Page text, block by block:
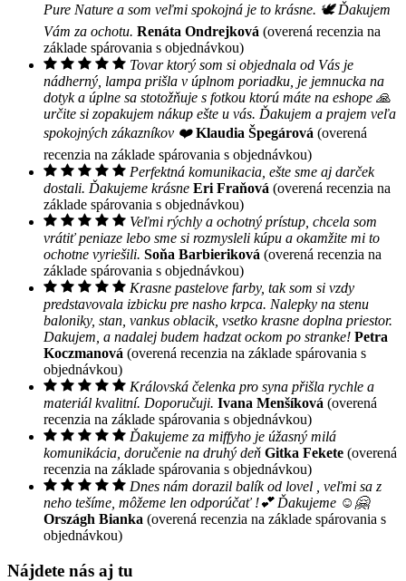
Pure Nature a som veľmi spokojná je to krásne. 🕊 Ďakujem
Vám za ochotu. Renáta Ondrejková (overená recenzia na
základe spárovania s objednávkou)
Tovar ktorý som si objednala od Vás je
nádherný, lampa prišla v úplnom poriadku, je jemnucka na
dotyk a úplne sa stotožňuje s fotkou ktorú máte na eshope 🙏
určite si zopakujem nákup ešte u vás. Ďakujem a prajem veľa
spokojných zákazníkov ❤️ Klaudia Špegárová (overená
recenzia na základe spárovania s objednávkou)
Perfektná komunikacia, ešte sme aj darček
dostali. Ďakujeme krásne Eri Fraňová (overená recenzia na
základe spárovania s objednávkou)
Veľmi rýchly a ochotný prístup, chcela som
vrátiť peniaze lebo sme si rozmysleli kúpu a okamžite mi to
ochotne vyriešili. Soňa Barbieriková (overená recenzia na
základe spárovania s objednávkou)
Krasne pastelove farby, tak som si vzdy
predstavovala izbicku pre nasho krpca. Nalepky na stenu
baloniky, stan, vankus oblacik, vsetko krasne doplna priestor.
Dakujem, a nadalej budem hadzat ockom po stranke! Petra
Koczmanová (overená recenzia na základe spárovania s
objednávkou)
Královská čelenka pro syna přišla rychle a
materiál kvalitní. Doporučuji. Ivana Menšíková (overená
recenzia na základe spárovania s objednávkou)
Ďakujeme za miffyho je úžasný milá
komunikácia, doručenie na druhý deň Gitka Fekete (overená
recenzia na základe spárovania s objednávkou)
Dnes nám dorazil balík od lovel , veľmi sa z
neho tešíme, môžeme len odporúčať !💕 Ďakujeme ☺️🤗
Országh Bianka (overená recenzia na základe spárovania s
objednávkou)
Nájdete nás aj tu